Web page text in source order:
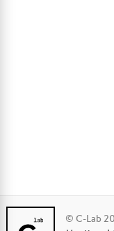
© C-Lab